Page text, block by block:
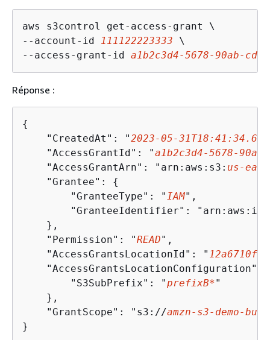
aws s3control get-access-grant \
--account-id 111122223333 \
--access-grant-id a1b2c3d4-5678-90ab-cdef-
Réponse :
{
    "CreatedAt": "
2023-05-
    "AccessGrantId": "
a1b2c3d4-5678-90ab-
    "AccessGrantArn": "arn:aws:s3:
us-
    "Grantee":
{
        "GranteeType": "
IAM",
"GranteeIdentifier":
    },
    "Permission": "
READ",
    "AccessGrantsLocationId": "
12a6710f-
    "AccessGrantsLocationConfiguration":
        "S3SubPrefix": "
prefixB*"
    },
    "GrantScope": "s3://
amzn-s3-demo-
}